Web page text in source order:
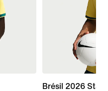
Brésil 2026